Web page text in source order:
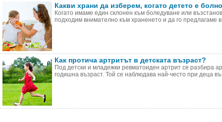
Какви храни да изберем, когато детето е
Когато имаме един склонен към боледуване или
подходим внимателно към храненето и да го предлагаме
Как протича артритът в детската възраст?
Под детски и младежки ревматоиден артрит се разбира
годишна възраст. Той се наблюдава най-често при деца